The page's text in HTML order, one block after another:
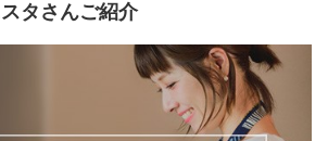
タさんご紹介